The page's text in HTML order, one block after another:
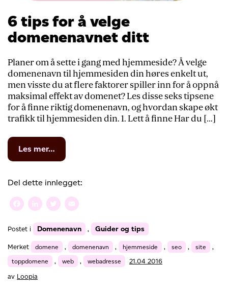
6 tips for å velge
domenenavnet ditt
Planer om å sette i gang med hjemmeside? Å velge
domenenavn til hjemmesiden din høres enkelt ut,
men visste du at flere faktorer spiller inn for å oppnå
maksimal effekt av domenet? Les disse seks tipsene
for å finne riktig domenenavn, og hvordan skape økt
trafikk til hjemmesiden din. 1. Lett å finne Har du […]
Les mer…
for
velge
domenenavnet
Del dette innlegget:
Facebook
LinkedIn
Twitter
Postet i Domenenavn , Guider og tips
Merket domene , domenenavn , hjemmeside , seo , site
,
toppdomene
, web , webadresse
21.04 2016
av Loopia